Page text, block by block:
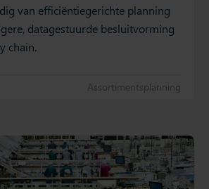
van efficiëntiegerichte planning
datagestuurde besluitvorming
chain.
Assortimentsplanning